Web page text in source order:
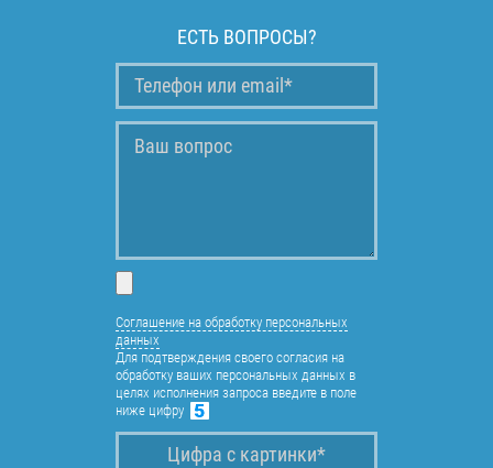
ЕСТЬ ВОПРОСЫ?
Соглашение на обработку персональных
данных
Для подтверждения своего согласия на
обработку ваших персональных данных в
целях исполнения запроса введите в поле
ниже цифру